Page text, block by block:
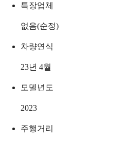
특장업체
없음(순정)
차량연식
23년 4월
모델년도
2023
주행거리